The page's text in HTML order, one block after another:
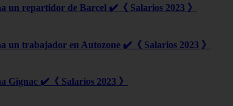
un repartidor de Barcel ✔️《 Salarios 2023 》
un trabajador en Autozone ✔️《 Salarios 2023 》
Gignac ✔️《 Salarios 2023 》